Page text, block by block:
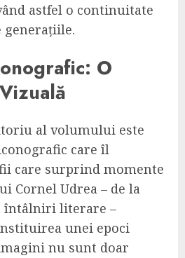
astfel o continuitate
generațiile.
O
al volumului este
care îl
care surprind momente
Cornel Udrea – de la
întâlniri literare –
unei epoci
nu sunt doar